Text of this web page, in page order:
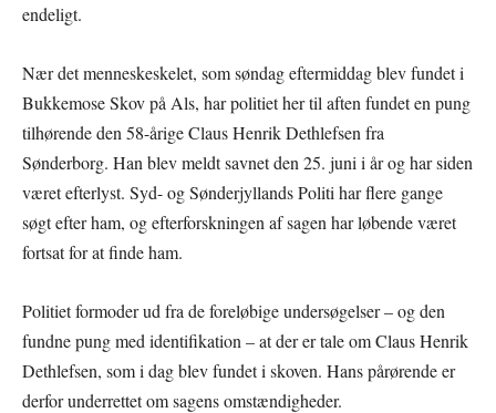
endeligt.
Nær det menneskeskelet, som søndag eftermiddag blev fundet i
Bukkemose Skov på Als, har politiet her til aften fundet en pung
tilhørende den 58-årige Claus Henrik Dethlefsen fra
Sønderborg. Han blev meldt savnet den 25. juni i år og har siden
været efterlyst. Syd- og Sønderjyllands Politi har flere gange
søgt efter ham, og efterforskningen af sagen har løbende været
fortsat for at finde ham.
Politiet formoder ud fra de foreløbige undersøgelser – og den
fundne pung med identifikation – at der er tale om Claus Henrik
Dethlefsen, som i dag blev fundet i skoven. Hans pårørende er
derfor underrettet om sagens omstændigheder.